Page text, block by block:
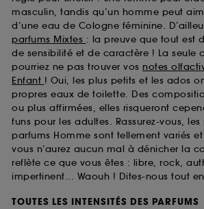
masculin, tandis qu’un homme peut
d’une eau de Cologne féminine.
parfums Mixtes : la preuve que tout est
de sensibilité et de caractère ! La seule
pourriez ne pas trouver vos notes
Enfant ! Oui, les plus petits et les ados
propres eaux de toilette. Des
ou plus affirmées, elles risqueront
funs pour les adultes. Rassurez-vous,
parfums Homme sont tellement variés
vous n’aurez aucun mal à dénicher la
reflète ce que vous êtes : libre, rock,
impertinent... Waouh ! Dites-nous tout
TOUTES LES INTENSITÉS DES PARFUMS